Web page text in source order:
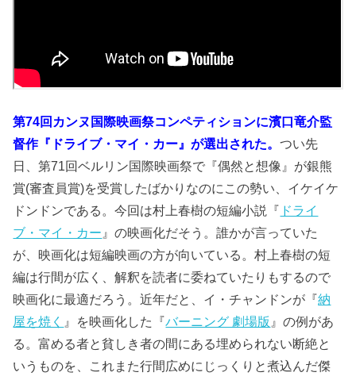
第74回カンヌ国際映画祭コンペティションに濱口竜介監
督作『ドライブ・マイ・カー』が選出された。つい先
日、第71回ベルリン国際映画祭で『偶然と想像 』が銀熊
賞(審査員賞)を受賞したばかりなのにこの勢い、イケイケ
ドンドンである。今回は村上春樹の短編小説『 ドライ
ブ・マイ・カー 』の映画化だそう。誰かが言っていた
が、映画化は短編映画の方が向いている。村上春樹の短
編は行間が広く、解釈を読者に委ねていたりもするので
映画化に最適だろう。近年だと、イ・チャンドンが『納
屋を焼く 』を映画化した『バーニング 劇場版 』の例があ
る。富める者と貧しき者の間にある埋められない断絶と
いうものを、これまた行間広めにじっくりと煮込んだ傑